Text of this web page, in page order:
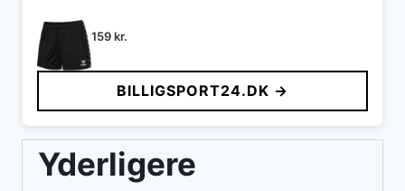
159kr.
BILLIGSPORT24.DK →
Yderligere